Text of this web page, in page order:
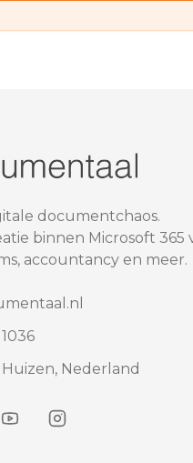
documentchaos.
binnen Microsoft 365
accountancy en meer.
Nederland